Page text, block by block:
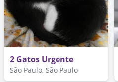
2 Gatos Urgente
São Paulo, São Paulo